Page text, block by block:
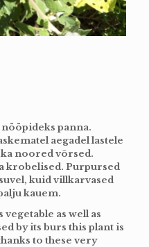
panna.
aegadel lastele
noored võrsed.
krobelised. Purpursed
kuid villkarvased
kauem.
as well as
by its burs this plant is
to these very